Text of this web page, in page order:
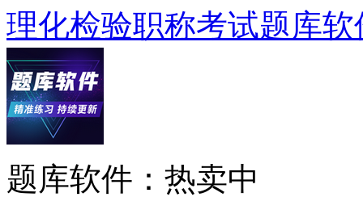
理化检验职称考试题库软
题库软件：热卖中